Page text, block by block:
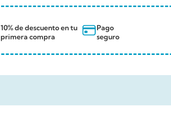
10% de descuento en tu
primera compra
Pago
seguro